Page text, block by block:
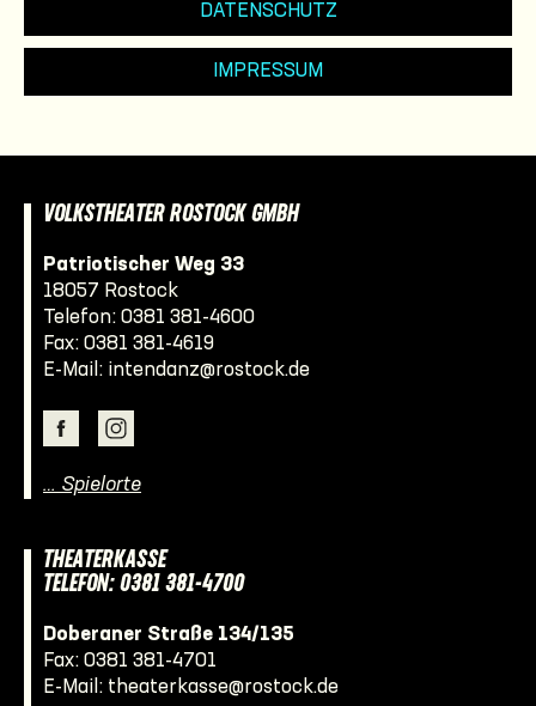
DATENSCHUTZ
IMPRESSUM
VOLKSTHEATER ROSTOCK GMBH
Patriotischer Weg 33
18057 Rostock
Telefon: 0381 381-4600
Fax: 0381 381-4619
E-Mail: intendanz@rostock.de
… Spielorte
THEATERKASSE
TELEFON: 0381 381-4700
Doberaner Straße 134/135
Fax: 0381 381-4701
E-Mail: theaterkasse@rostock.de